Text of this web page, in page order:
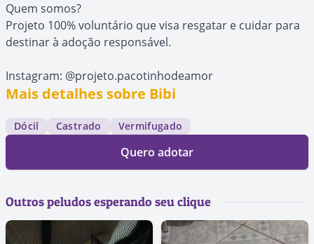
Quem somos?
Projeto 100% voluntário que visa resgatar e cuidar para
destinar à adoção responsável.
Instagram: @projeto.pacotinhodeamor
Mais detalhes sobre Bibi
Dócil Castrado Vermifugado
Quero adotar
Outros peludos esperando seu clique